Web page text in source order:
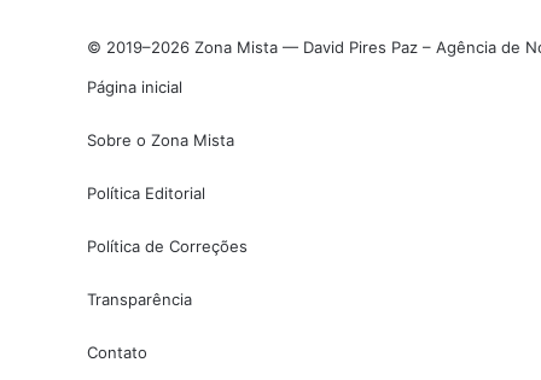
© 2019–2026 Zona Mista — David Pires Paz – Agência de
Página inicial
Sobre o Zona Mista
Política Editorial
Política de Correções
Transparência
Contato